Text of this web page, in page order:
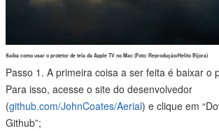
Saiba como usar o protetor de tela da Apple TV no Mac (Foto: Reprodução/Helito Bijora)
Passo 1. A primeira coisa a ser feita é baixar o
Para isso, acesse o site do desenvolvedor
(github.com/JohnCoates/Aerial) e clique em
Github”;